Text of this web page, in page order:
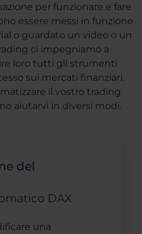
per funzionare e fare
essere messi in funzione
o guardato un video o un
ci impegniamo a
loro tutti gli strumenti
sui mercati finanziari.
il vostro trading
aiutarvi in diversi modi.
del
DAX
una